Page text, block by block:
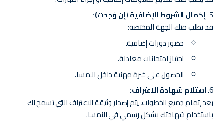
إكمال الشروط الإضافية (إن وُجدت):
قد تطلب منك الجهة المختصة:
حضور دورات إضافية.
اجتياز امتحانات معادلة.
الحصول على خبرة مهنية داخل النمسا.
استلام شهادة الاعتراف:
بعد إتمام جميع الخطوات، يتم إصدار وثيقة الاعتراف التي تسمح لك
باستخدام شهادتك بشكل رسمي في النمسا.